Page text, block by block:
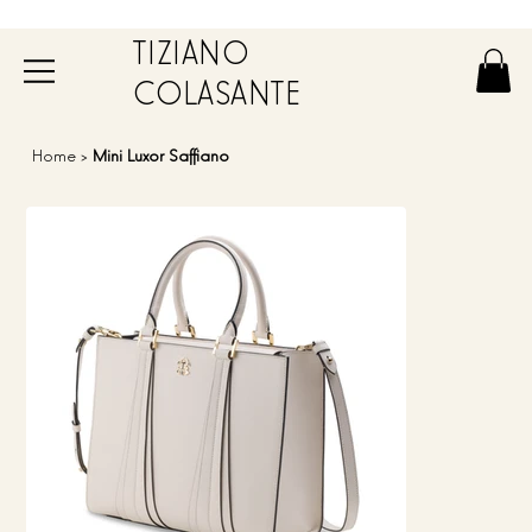
TIZIANO
COLASANTE
Home > Mini Luxor Saffiano